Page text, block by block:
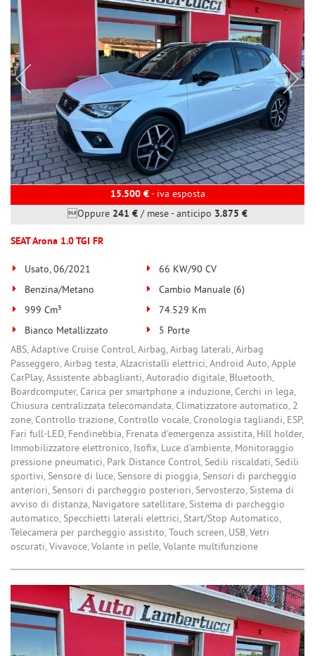
15.500 €- iva esposta
Oppure 241 € / mese-anticipo 3.875 €
SEAT Arona 1.0 TGI FR
Usato, 06/2021
66 KW/90 CV
Benzina/Metano
Cambio Manuale (6)
999 Cm³
74.529 Km
Bianco Metallizzato
5 Porte
ABS, Adaptive Cruise Control, Airbag, Airbag laterali, Airbag
Passeggero, Airbag testa, Alzacristalli elettrici, Android Auto, Apple
CarPlay, Assistente abbaglianti, Autoradio digitale, Bluetooth,
Boardcomputer, Carica per smartphone a induzione, Cerchi in lega,
Chiusura centralizzata telecomandata, Climatizzatore automatico, 2
zone, Controllo trazione, Controllo vocale, Cronologia tagliandi, ESP,
Fari full-LED, Fendinebbia, Frenata d'emergenza assistita, Hill holder,
Immobilizzatore elettronico, Isofix, Luce d'ambiente, Monitoraggio
pressione pneumatici, Park Distance Control, Sedili riscaldati, Sedili
sportivi, Sensore di luce, Sensore di pioggia, Sensori di parcheggio
anteriori, Sensori di parcheggio posteriori, Servosterzo, Sistema di
avviso di distanza, Navigatore satellitare, Sistema di parcheggio
automatico, Specchietti laterali elettrici, Start/Stop Automatico,
Telecamera per parcheggio assistito, Touch screen, USB, Vetri
oscurati, Vivavoce, Volante in pelle, Volante multifunzione